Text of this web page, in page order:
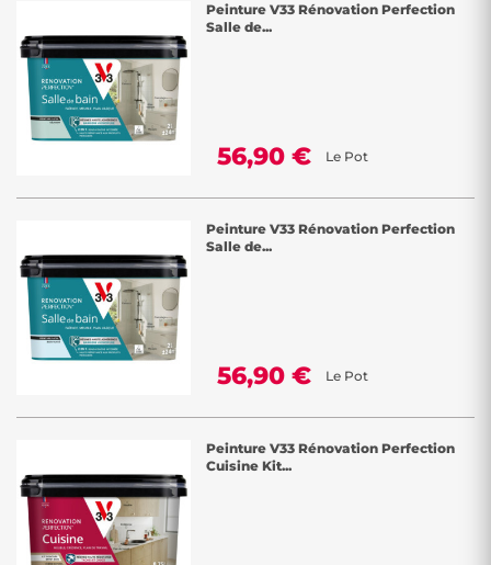
Peinture V33 Rénovation Perfection
Salle de...
56,90 € Le Pot
Peinture V33 Rénovation Perfection
Salle de...
56,90 € Le Pot
Peinture V33 Rénovation Perfection
Cuisine Kit...